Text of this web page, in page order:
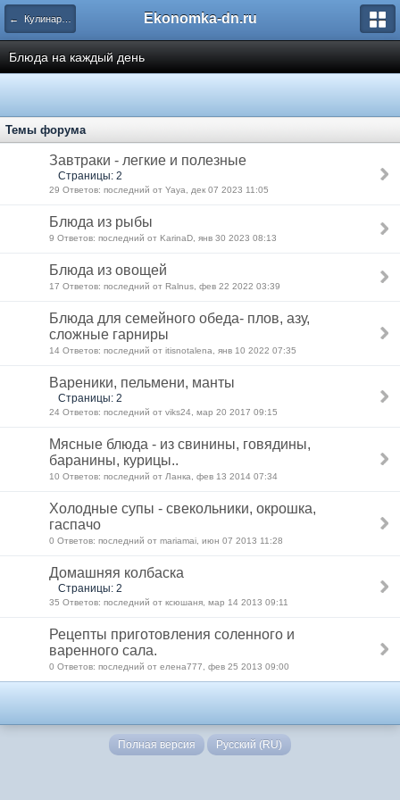
← Кулинария: рецепты для праздников и будней Ekonomka-dn.ru
Блюда на каждый день
Темы форума
Завтраки - легкие и полезные
Страницы: 2
29 Ответов: последний от Yaya, дек 07 2023 11:05
Блюда из рыбы
9 Ответов: последний от KarinaD, янв 30 2023 08:13
Блюда из овощей
17 Ответов: последний от Ralnus, фев 22 2022 03:39
Блюда для семейного обеда- плов, азу,
сложные гарниры
14 Ответов: последний от itisnotalena, янв 10 2022 07:35
Вареники, пельмени, манты
Страницы: 2
24 Ответов: последний от viks24, мар 20 2017 09:15
Мясные блюда - из свинины, говядины,
баранины, курицы..
10 Ответов: последний от Ланка, фев 13 2014 07:34
Холодные супы - свекольники, окрошка,
гаспачо
0 Ответов: последний от mariamai, июн 07 2013 11:28
Домашняя колбаска
Страницы: 2
35 Ответов: последний от ксюшаня, мар 14 2013 09:11
Рецепты приготовления соленного и
варенного сала.
0 Ответов: последний от елена777, фев 25 2013 09:00
Полная версия Русский (RU)